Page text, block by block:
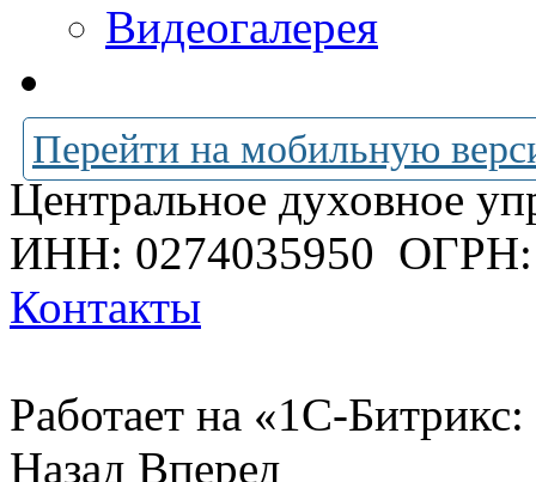
Видеогалерея
Перейти на мобильную
Центральное духовное
ИНН: 0274035950 ОГРН:
Контакты
Работает на «1С-
Назад Вперед